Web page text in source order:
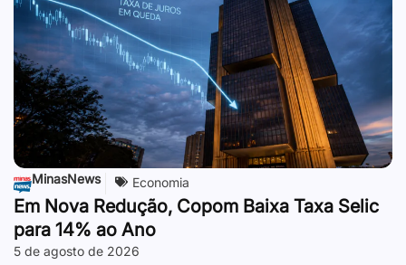
MinasNews Economia
Em Nova Redução, Copom Baixa Taxa Selic
para 14% ao Ano
5 de agosto de 2026